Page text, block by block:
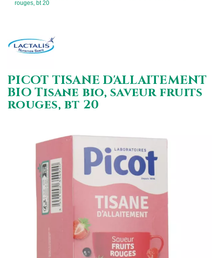
rouges, bt 20
PICOT TISANE D'ALLAITEMENT
BIO Tisane bio, saveur fruits
rouges, bt 20